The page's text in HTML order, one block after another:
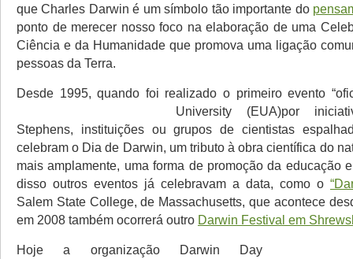
que Charles Darwin é um símbolo tão importante do
ponto de merecer nosso foco na elaboração de uma
Ciência e da Humanidade que promova uma ligação
pessoas da Terra.
Desde 1995, quando foi realizado o primeiro evento
University (EUA)por
Stephens, instituições ou grupos de cientistas
celebram o Dia de Darwin, um tributo à obra científica do
mais amplamente, uma forma de promoção da educação
disso outros eventos já celebravam a data, como o
Salem State College, de Massachusetts, que acontece
em 2008 também ocorrerá outro Darwin Festival em
Hoje a organização Darwin Day